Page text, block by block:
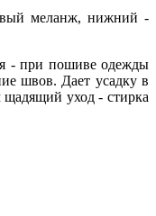
меланж, нижний -
- при пошиве одежды
швов. Дает усадку в
щадящий уход - стирка